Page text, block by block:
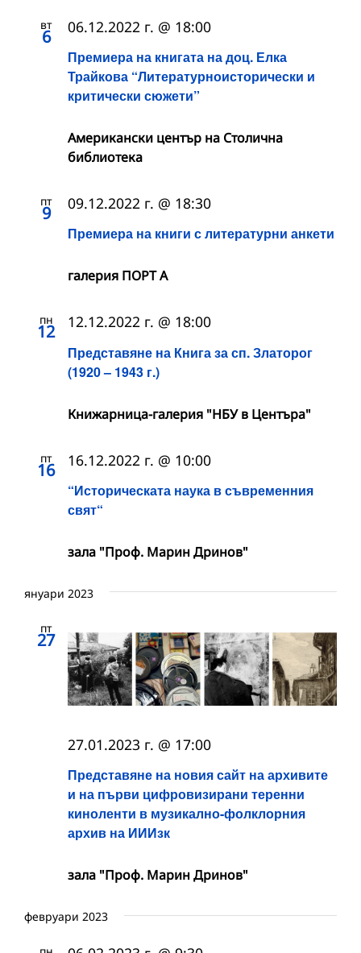
вт
6
Премиера на книгата на доц. Елка
Трайкова “Литературноисторически и
критически сюжети”
06.12.2022 г. @ 18:00
Американски център на Столична
библиотека
пт
9
Премиера на книги с литературни анкети
09.12.2022 г. @ 18:30
галерия ПОРТ А
пн
12
Представяне на Книга за сп. Златорог
(1920 – 1943 г.)
12.12.2022 г. @ 18:00
Книжарница-галерия "НБУ в Центъра"
пт
16
“Историческата наука в съвременния
свят“
16.12.2022 г. @ 10:00
зала "Проф. Марин Дринов"
януари 2023
пт
27
Представяне на новия сайт на архивите
и на първи цифровизирани теренни
киноленти в музикално-фолклорния
архив на ИИИзк
27.01.2023 г. @ 17:00
зала "Проф. Марин Дринов"
февруари 2023